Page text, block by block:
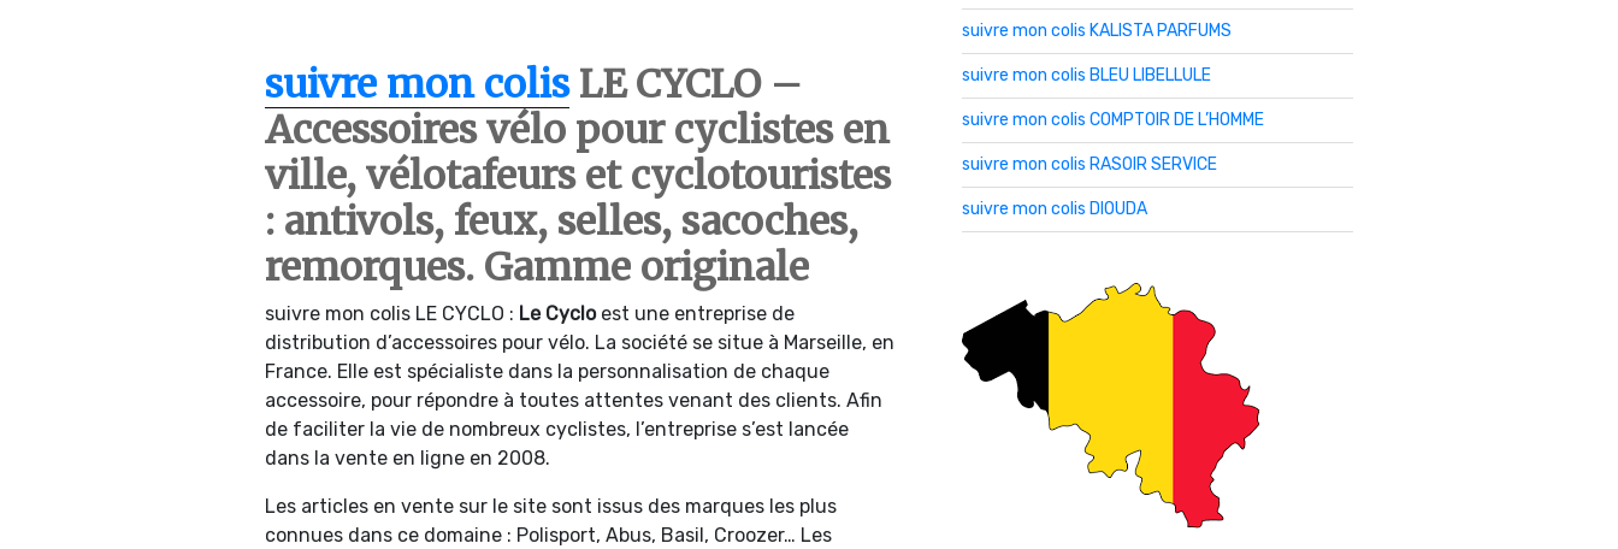
suivre mon colisLE CYCLO –
Accessoires vélo pour cyclistes en
ville, vélotafeurs et cyclotouristes
: antivols, feux, selles, sacoches,
remorques. Gamme originale
suivre mon colis LE CYCLO : Le Cyclo est une entreprise de
distribution d’accessoires pour vélo. La société se situe à Marseille, en
France. Elle est spécialiste dans la personnalisation de chaque
accessoire, pour répondre à toutes attentes venant des clients. Afin
de faciliter la vie de nombreux cyclistes, l’entreprise s’est lancée
dans la vente en ligne en 2008.
Les articles en vente sur le site sont issus des marques les plus
connues dans ce domaine : Polisport, Abus, Basil, Croozer… Les
suivre mon colis KALISTA PARFUMS
suivre mon colis BLEU LIBELLULE
suivre mon colis COMPTOIR DE L’HOMME
suivre mon colis RASOIR SERVICE
suivre mon colis DIOUDA